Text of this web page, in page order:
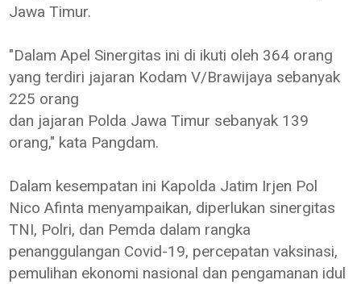
Jawa Timur.
"Dalam Apel Sinergitas ini di ikuti oleh 364 orang
yang terdiri jajaran Kodam V/Brawijaya sebanyak
225 orang
dan jajaran Polda Jawa Timur sebanyak 139
orang," kata Pangdam.
Dalam kesempatan ini Kapolda Jatim Irjen Pol
Nico Afinta menyampaikan, diperlukan sinergitas
TNI, Polri, dan Pemda dalam rangka
penanggulangan Covid-19, percepatan vaksinasi,
pemulihan ekonomi nasional dan pengamanan idul